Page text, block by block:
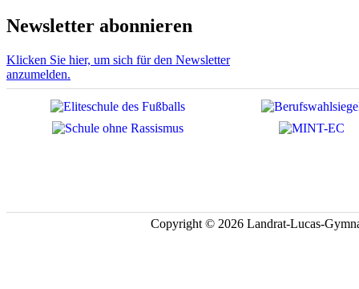
Newsletter abonnieren
Klicken Sie hier, um sich für den Newsletter
anzumelden.
Copyright © 2026 Landrat-Lucas-